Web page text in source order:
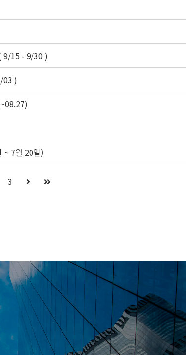
9/15 - 9/30 )
혜택! ( 9/15 - 10/03 )
~ 7월 20일)
3